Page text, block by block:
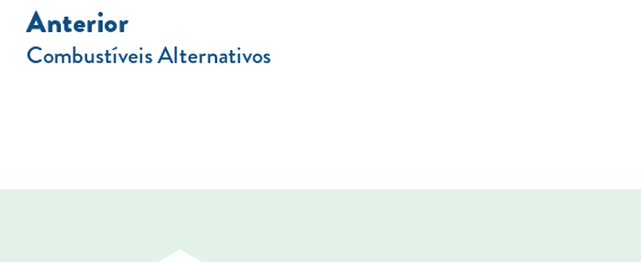
Anterior
Combustíveis Alternativos